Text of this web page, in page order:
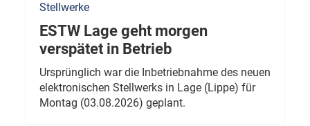
Stellwerke
ESTW Lage geht morgen
verspätet in Betrieb
Ursprünglich war die Inbetriebnahme des neuen
elektronischen Stellwerks in Lage (Lippe) für
Montag (03.08.2026) geplant.